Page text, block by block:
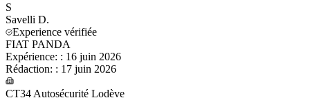
S
Savelli D.
Experience vérifiée
FIAT PANDA
Expérience: : 16 juin 2026
Rédaction: : 17 juin 2026
CT34 Autosécurité Lodève